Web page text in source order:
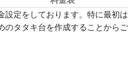
設定をしております。特に最初は
のタタキ台を作成することからご